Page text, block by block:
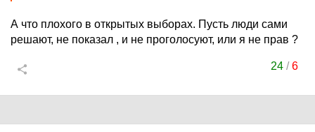
А что плохого в открытых выборах. Пусть люди сами
решают, не показал , и не проголосуют, или я не прав ?
24 /6